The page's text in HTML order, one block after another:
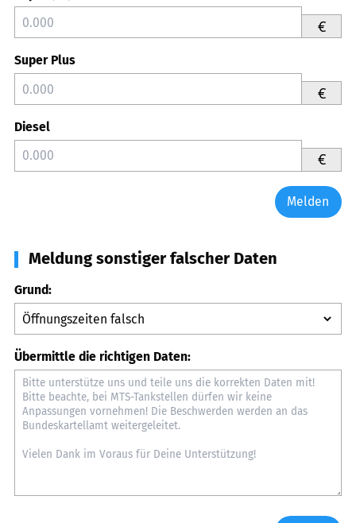
€
Super Plus
€
Diesel
€
Melden
Meldung sonstiger falscher Daten
Grund:
Übermittle die richtigen Daten: